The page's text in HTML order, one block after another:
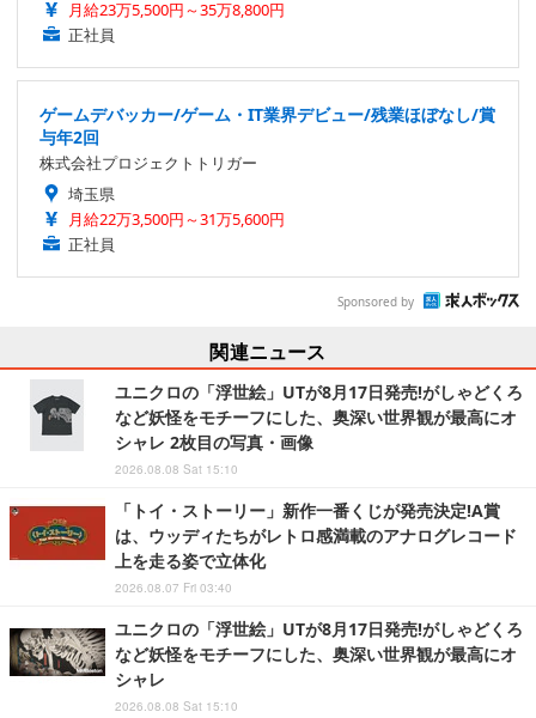
月給23万5,500円～35万8,800円
正社員
ゲームデバッカー/ゲーム・IT業界デビュー/残業ほぼなし/賞
与年2回
株式会社プロジェクトトリガー
埼玉県
月給22万3,500円～31万5,600円
正社員
Sponsored by
関連ニュース
ユニクロの「浮世絵」UTが8月17日発売!がしゃどくろ
など妖怪をモチーフにした、奥深い世界観が最高にオ
シャレ 2枚目の写真・画像
2026.08.08 Sat 15:10
「トイ・ストーリー」新作一番くじが発売決定!A賞
は、ウッディたちがレトロ感満載のアナログレコード
上を走る姿で立体化
2026.08.07 Fri 03:40
ユニクロの「浮世絵」UTが8月17日発売!がしゃどくろ
など妖怪をモチーフにした、奥深い世界観が最高にオ
シャレ
2026.08.08 Sat 15:10